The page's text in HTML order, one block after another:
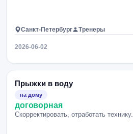
Санкт-Петербург Тренеры
2026-06-02
Прыжки в воду
на дому
договорная
Скорректировать, отработать технику.